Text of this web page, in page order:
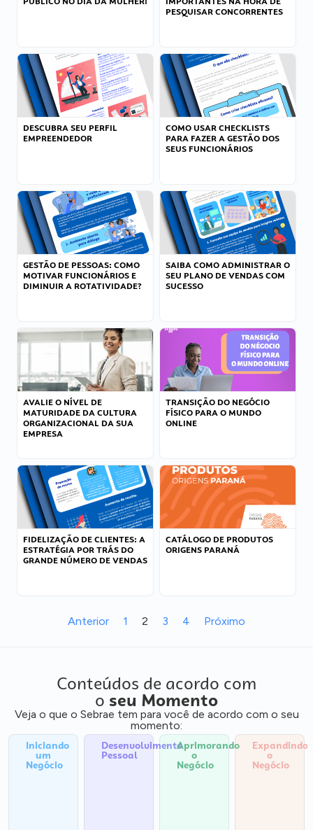
PESQUISAR CONCORRENTES
DESCUBRA SEU PERFIL
EMPREENDEDOR
COMO USAR CHECKLISTS
PARA FAZER A GESTÃO DOS
SEUS FUNCIONÁRIOS
GESTÃO DE PESSOAS: COMO
MOTIVAR FUNCIONÁRIOS E
DIMINUIR A ROTATIVIDADE?
SAIBA COMO ADMINISTRAR O
SEU PLANO DE VENDAS COM
SUCESSO
AVALIE O NÍVEL DE
MATURIDADE DA CULTURA
ORGANIZACIONAL DA SUA
EMPRESA
TRANSIÇÃO DO NEGÓCIO
FÍSICO PARA O MUNDO
ONLINE
FIDELIZAÇÃO DE CLIENTES: A
ESTRATÉGIA POR TRÁS DO
GRANDE NÚMERO DE VENDAS
CATÁLOGO DE PRODUTOS
ORIGENS PARANÁ
Anterior 1 2 3 4 Próximo
Conteúdos de acordo com
o seu Momento
Veja o que o Sebrae tem para você de acordo com o seu
momento:
Iniciando
um
Negócio
Desenvolvimento
Pessoal
Aprimorando
o
Negócio
Expandindo
o
Negócio